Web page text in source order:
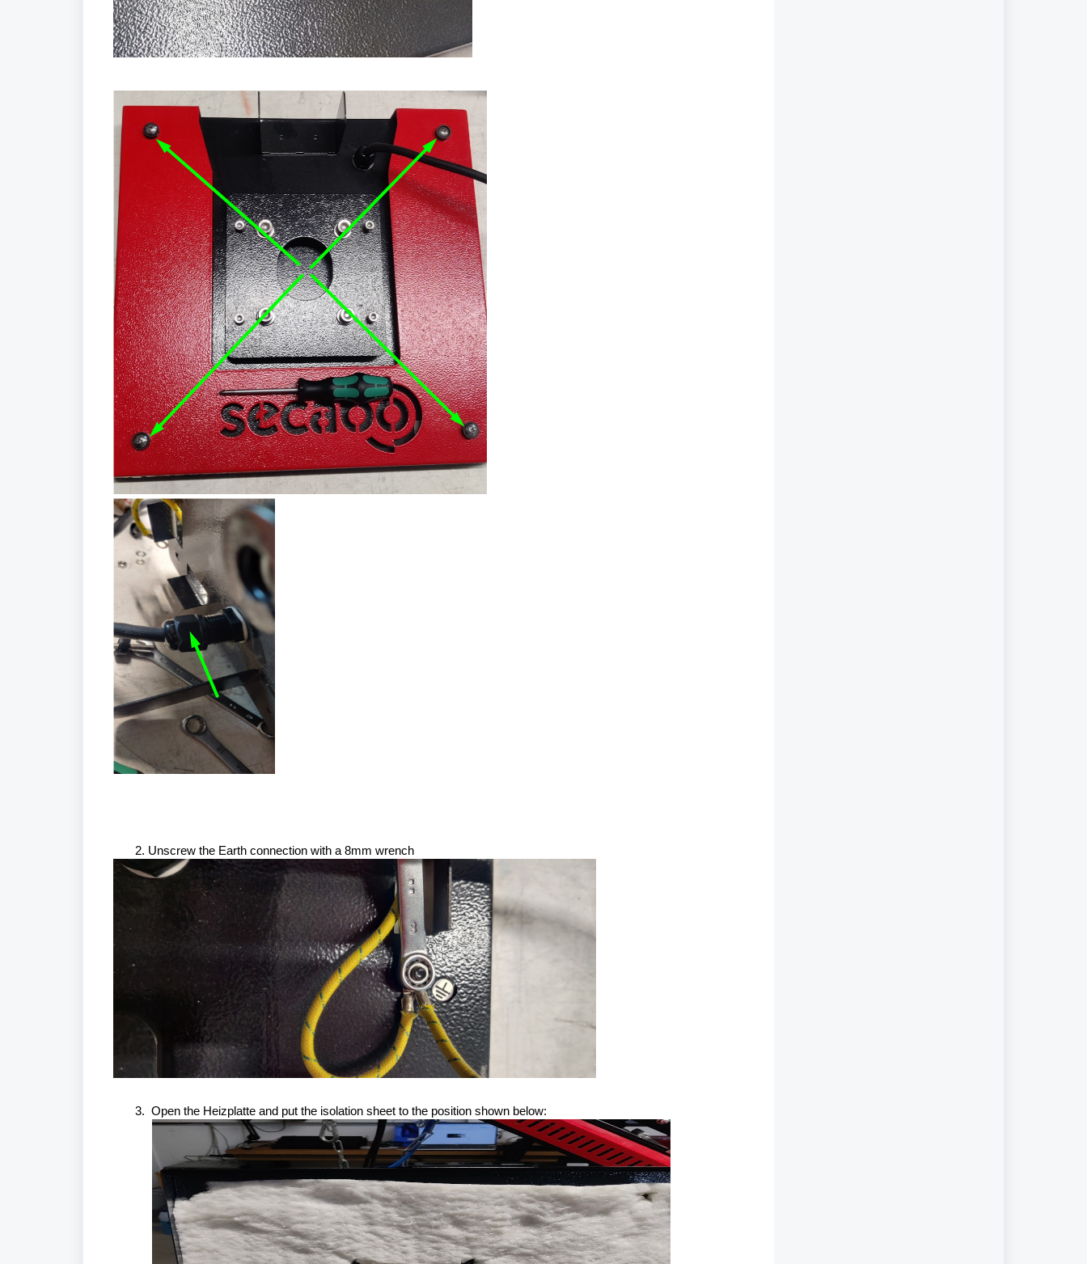
Unscrew the Earth connection with a 8mm wrench
Open the Heizplatte and put the isolation sheet to the position shown below: